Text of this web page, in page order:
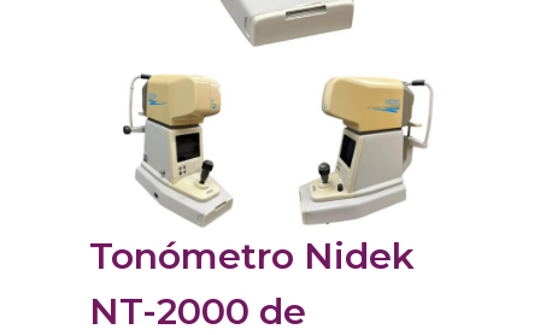
Tonómetro Nidek
NT-2000 de